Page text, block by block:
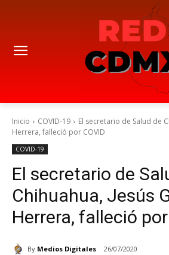
Inicio COVID-19
El secretario de Salud de
Herrera, falleció por COVID
COVID-19
El secretario de
Chihuahua, Jesús
Herrera, falleció
By Medios Digitales 26/07/2020